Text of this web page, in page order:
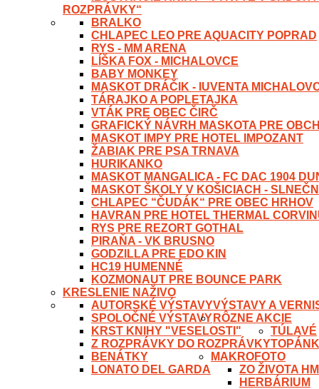
ROZPRÁVKY“
BRALKO
CHLAPEC LEO PRE AQUACITY POPRAD
RYS - MM ARENA
LÍŠKA FOX - MICHALOVCE
BABY MONKEY
MASKOT DRÁČIK - IUVENTA
TÁRAJKO A POPLETAJKA
VTÁK PRE OBEC ČIRČ
GRAFICKÝ NÁVRH MASKOTA PRE
MASKOT IMPY PRE HOTEL IMPOZANT
ŽABIAK PRE PSA TRNAVA
HURIKANKO
MASKOT MANGALICA - FC DAC 1904
MASKOT ŠKOLY V KOŠICIACH -
CHLAPEC “ČUDÁK“ PRE OBEC HRHOV
HAVRAN PRE HOTEL THERMAL
RYS PRE REZORT GOTHAL
PIRAŇA - VK BRUSNO
GODZILLA PRE EDO KIN
HC19 HUMENNÉ
KOZMONAUT PRE BOUNCE PARK
KRESLENIE NAŽIVO
VÝSTAVY A
AUTORSKÉ VÝSTAVY
SPOLOČNÉ VÝSTAVY RÔZNE AKCIE
KRST KNIHY "VESELOSTI"
Z ROZPRÁVKY DO ROZPRÁVKY
TÚLAVÉ
BENÁTKY
LONATO DEL GARDA
MAKROFOTO
ZO ŽIVOTA
HERBÁRIUM